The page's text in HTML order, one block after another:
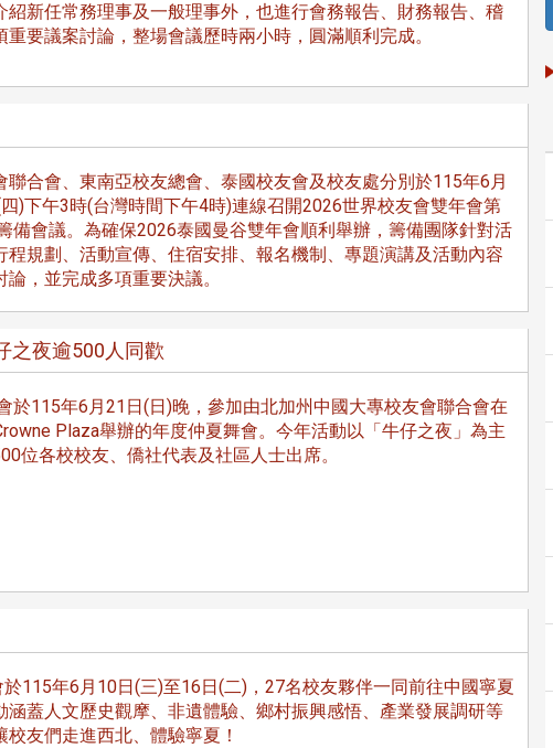
紹新任常務理事及一般理事外，也進行會務報告、財務報告、稽
重要議案討論，整場會議歷時兩小時，圓滿順利完成。
聯合會、東南亞校友總會、泰國校友會及校友處分別於115年6月
)下午3時(台灣時間下午4時)連線召開2026世界校友會雙年會第
備會議。為確保2026泰國曼谷雙年會順利舉辦，籌備團隊針對活
程規劃、活動宣傳、住宿安排、報名機制、專題演講及活動內容
，並完成多項重要決議。
之夜逾500人同歡
於115年6月21日(日)晚，參加由北加州中國大專校友會聯合會在
Plaza舉辦的年度仲夏舞會。今年活動以「牛仔之夜」為主
位各校校友、僑社代表及社區人士出席。
115年6月10日(三)至16日(二)，27名校友夥伴一同前往中國寧夏
涵蓋人文歷史觀摩、非遺體驗、鄉村振興感悟、產業發展調研等
校友們走進西北、體驗寧夏！